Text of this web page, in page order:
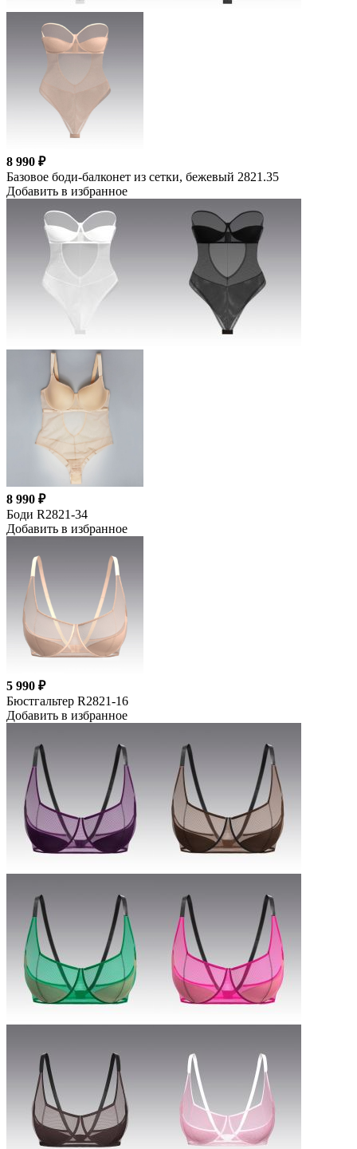
8 990 ₽
Базовое боди-балконет из сетки, бежевый 2821.35
Добавить в избранное
8 990 ₽
Боди R2821-34
Добавить в избранное
5 990 ₽
Бюстгальтер R2821-16
Добавить в избранное